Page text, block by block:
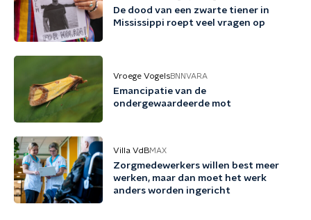
De dood van een zwarte tiener in
Mississippi roept veel vragen op
Vroege VogelsBNNVARA
Emancipatie van de
ondergewaardeerde mot
Villa VdBMAX
Zorgmedewerkers willen best meer
werken, maar dan moet het werk
anders worden ingericht